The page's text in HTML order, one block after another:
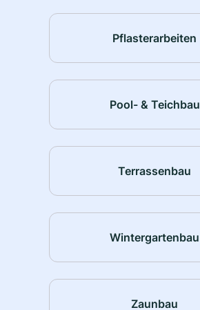
Pflasterarbeiten
Pool- & Teichbau
Terrassenbau
Wintergartenbau
Zaunbau